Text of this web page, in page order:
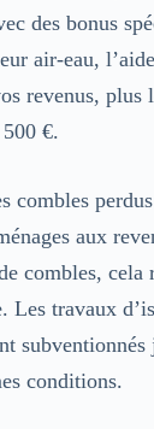
des bonus
air-eau,
revenus, plus
€.
combles
aux
combles, cela
Les travaux
subventionnés
conditions.